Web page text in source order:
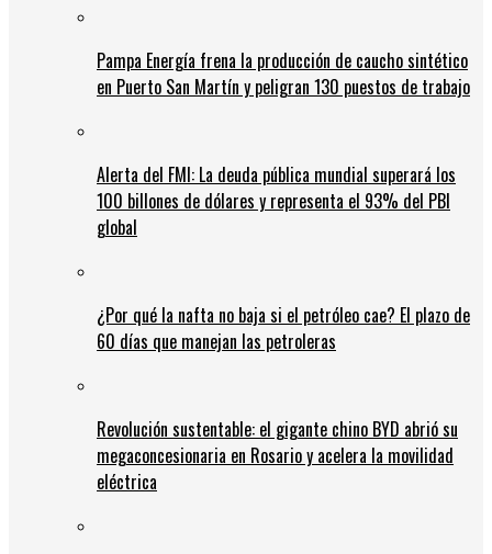
Pampa Energía frena la producción de caucho sintético
en Puerto San Martín y peligran 130 puestos de trabajo
Alerta del FMI: La deuda pública mundial superará los
100 billones de dólares y representa el 93% del PBI
global
¿Por qué la nafta no baja si el petróleo cae? El plazo de
60 días que manejan las petroleras
Revolución sustentable: el gigante chino BYD abrió su
megaconcesionaria en Rosario y acelera la movilidad
eléctrica